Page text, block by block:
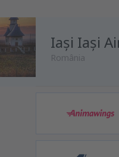
Iași Iași
România